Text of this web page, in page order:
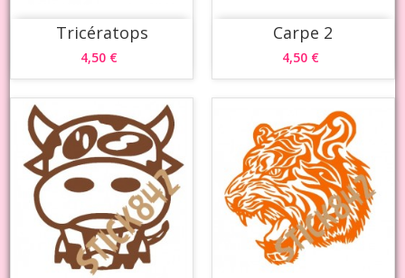
Tricératops
4,50 €
Carpe 2
4,50 €